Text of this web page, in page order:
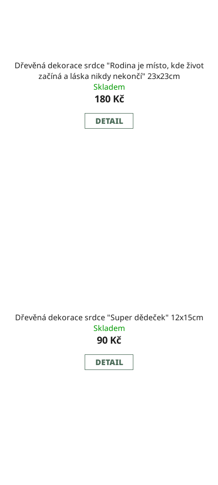
Dřevěná dekorace srdce "Rodina je místo, kde život
začíná a láska nikdy nekončí" 23x23cm
Skladem
180 Kč
DETAIL
Dřevěná dekorace srdce "Super dědeček" 12x15cm
Skladem
90 Kč
DETAIL